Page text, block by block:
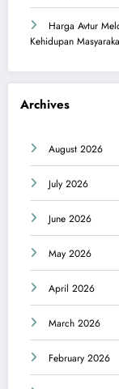
Harga Avtur
Kehidupan
Archives
August 2026
July 2026
June 2026
May 2026
April 2026
March 2026
February 2026